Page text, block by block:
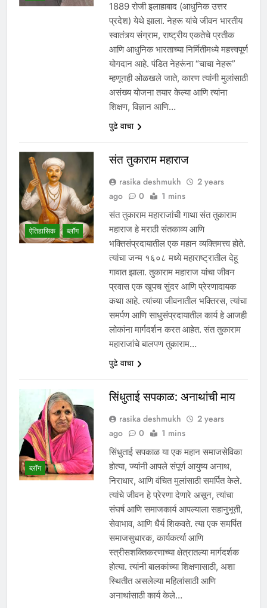
1889 रोजी इलाहाबाद (आधुनिक उत्तर
प्रदेश) येथे झाला. नेहरू यांचे जीवन भारतीय
स्वातंत्र्य संग्राम, राष्ट्रीय एकतेचे प्रतीक
आणि आधुनिक भारताच्या निर्मितीमध्ये महत्त्वपूर्ण
योगदान आहे. पंडित नेहरूंना “चाचा नेहरू”
म्हणूनही ओळखले जाते, कारण त्यांनी मुलांसाठी
असंख्य योजना तयार केल्या आणि त्यांना
शिक्षण, विज्ञान आणि…
पुढे वाचा
ऐतिहासिक ब्लॉग
संत तुकाराम महाराज
rasika deshmukh
2 years
ago
0 1 mins
संत तुकाराम महाराजांची गाथा संत तुकाराम
महाराज हे मराठी संतकाव्य आणि
भक्तिसंप्रदायातील एक महान व्यक्तिमत्त्व होते.
त्यांचा जन्म १६०८ मध्ये महाराष्ट्रातील देहू
गावात झाला. तुकाराम महाराज यांचा जीवन
प्रवास एक खूपच सुंदर आणि प्रेरणादायक
कथा आहे. त्यांच्या जीवनातील भक्तिरस, त्यांचा
समर्पण आणि साधुसंप्रदायातील कार्य हे आजही
लोकांना मार्गदर्शन करत आहेत. संत तुकाराम
महाराजांचे बालपण तुकाराम…
पुढे वाचा
ब्लॉग
सिंधुताई सपकाळ: अनाथांची माय
rasika deshmukh
2 years
ago
0 1 mins
सिंधुताई सपकाळ या एक महान समाजसेविका
होत्या, ज्यांनी आपले संपूर्ण आयुष्य अनाथ,
निराधार, आणि वंचित मुलांसाठी समर्पित केले.
त्यांचे जीवन हे प्रेरणा देणारे असून, त्यांचा
संघर्ष आणि समाजकार्य आपल्याला सहानुभूती,
सेवाभाव, आणि धैर्य शिकवते. त्या एक समर्पित
समाजसुधारक, कार्यकर्त्या आणि
स्त्रीसशक्तिकरणाच्या क्षेत्रातल्या मार्गदर्शक
होत्या. त्यांनी बालकांच्या शिक्षणासाठी, अशा
स्थितीत असलेल्या महिलांसाठी आणि
अनाथांसाठी कार्य केले…